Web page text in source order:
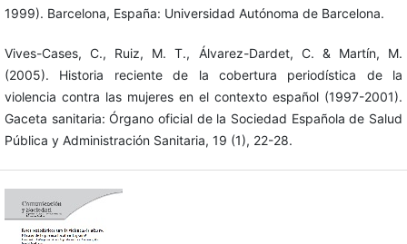
1999). Barcelona, España: Universidad Autónoma de Barcelona.
Vives-Cases, C., Ruiz, M. T., Álvarez-Dardet, C. & Martín, M.
(2005). Historia reciente de la cobertura periodística de la
violencia contra las mujeres en el contexto español (1997-2001).
Gaceta sanitaria: Órgano oficial de la Sociedad Española de Salud
Pública y Administración Sanitaria, 19 (1), 22-28.